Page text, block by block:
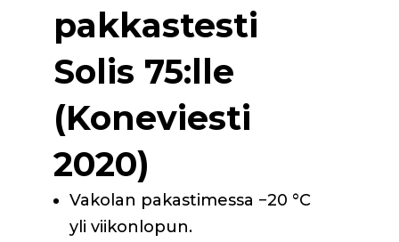
pakkastesti
Solis 75:lle
(Koneviesti
2020)
Vakolan pakastimessa −20 °C
yli viikonlopun.